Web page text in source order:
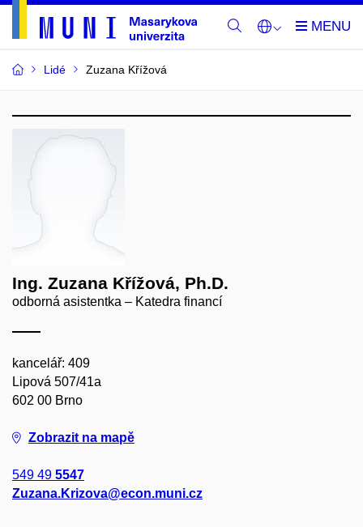
Lidé Zuzana Křížová
Ing. Zuzana Křížová, Ph.D.
odborná asistentka – Katedra financí
kancelář: 409
Lipová 507/41a
602 00 Brno
Zobrazit na mapě
549 49 5547
Zuzana.Krizova@econ.muni.cz